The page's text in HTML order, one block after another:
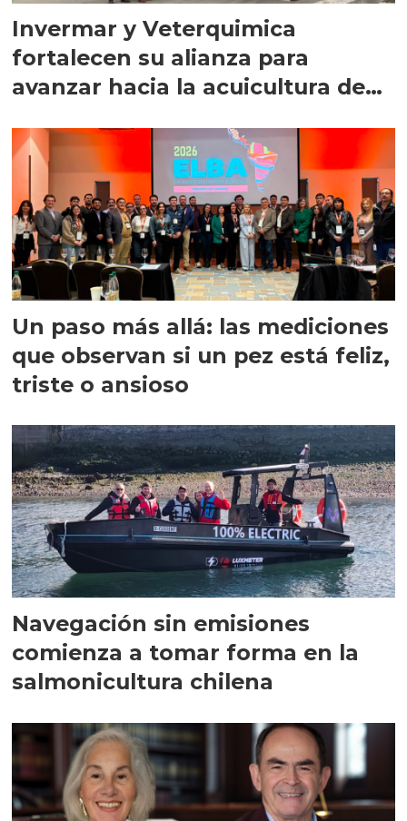
Invermar y Veterquimica
fortalecen su alianza para
avanzar hacia la acuicultura de
Un paso más allá: las mediciones
que observan si un pez está feliz,
triste o ansioso
Navegación sin emisiones
comienza a tomar forma en la
salmonicultura chilena